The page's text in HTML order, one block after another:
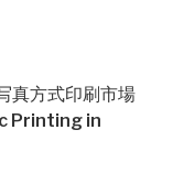
真方式印刷市場
Printing in